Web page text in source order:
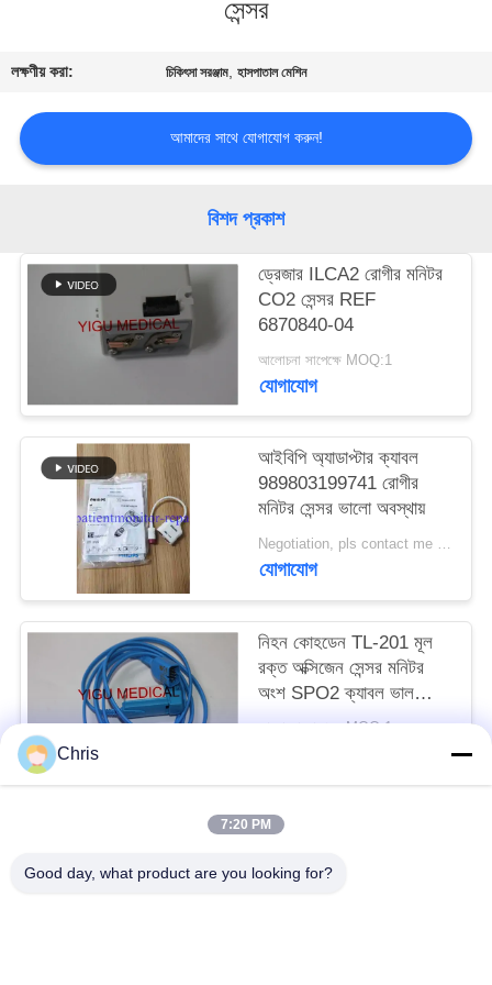
নিয়ন্ত্রণ
আমাদের
একটি
করুন
NEWS
PRIVACY
POLICY
সেন্সর
লক্ষণীয় করা: চিকিৎসা সরঞ্জাম,হাসপাতাল মেশিন
আমাদের সাথে যোগাযোগ করুন!
বিশদ প্রকাশ
ড্রেজার ILCA2 রোগীর মনিটর
CO2 সেন্সর REF
6870840-04
আলোচনা সাপেক্ষে MOQ:1
যোগাযোগ
আইবিপি অ্যাডাপ্টার ক্যাবল
989803199741 রোগীর
মনিটর সেন্সর ভালো অবস্থায়
Negotiation, pls contact me MOQ:1/PCS
যোগাযোগ
নিহন কোহডেন TL-201 মূল
রক্ত অক্সিজেন সেন্সর মনিটর
অংশ SPO2 ক্যাবল ভাল
অবস্থায়
আলোচনা সাপেক্ষে MOQ:1
Chris
7:20 PM
Good day, what product are you looking for?